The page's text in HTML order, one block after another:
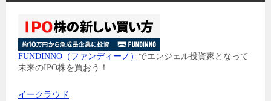
FUNDINNO（ファンディーノ） でエンジェル投資家となって
未来のIPO株を買おう！
イークラウド